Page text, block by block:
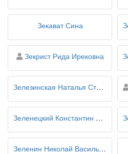
Зекават Сина
персона
Зекрист Рида Ирековна
Зелезинская Наталья Станиславовна
Зеленецкий Константин Петрович
Зеленин Николай Васильевич